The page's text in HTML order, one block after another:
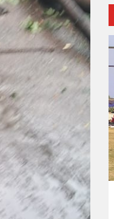
Developer?
Salary, Skills
April 30, 2021